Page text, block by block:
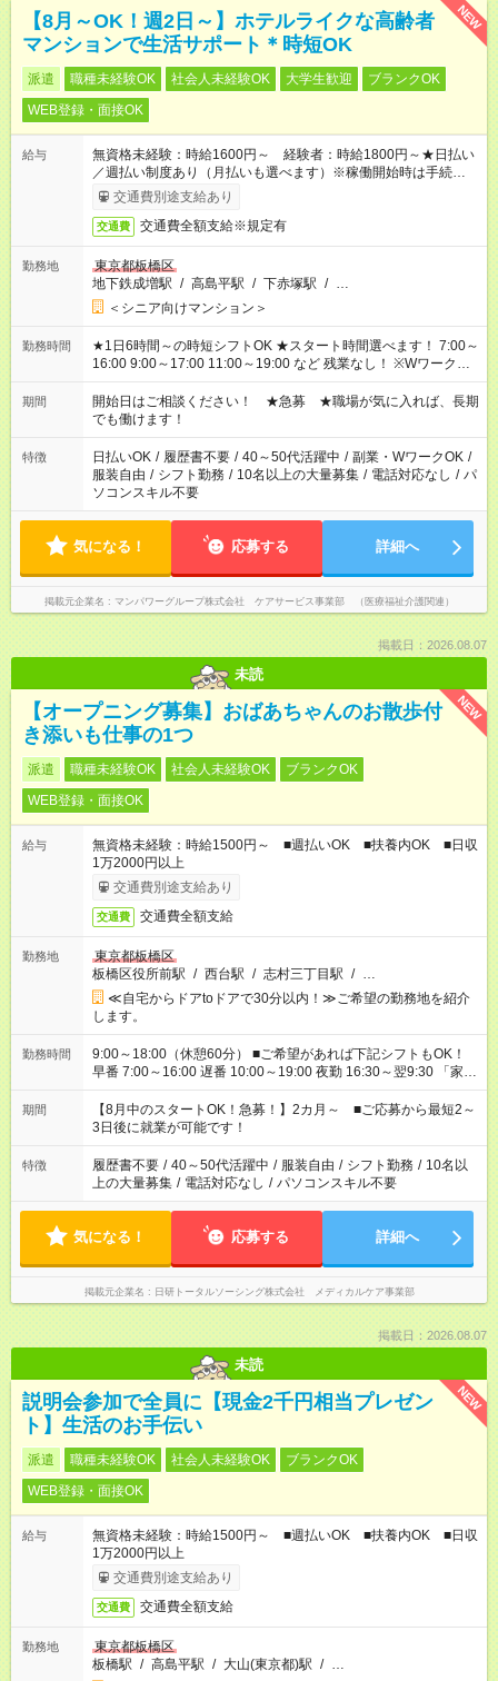
NEW
【8月～OK！週2日～】ホテルライクな高齢者
マンションで生活サポート＊時短OK
派遣 職種未経験OK 社会人未経験OK 大学生歓迎
ブランクOK
WEB登録・面接OK
給与
無資格未経験：時給1600円～ 経験者：時給1800円～★日払い
／週払い制度あり（月払いも選べます）※稼働開始時は手続き完
了次第のお支払いとなります。
交通費別途支給あり
交通費 交通費全額支給※規定有
勤務地
東京都板橋区
地下鉄成増駅 / 高島平駅 / 下赤塚駅 / …
＜シニア向けマンション＞
勤務時間
★1日6時間～の時短シフトOK ★スタート時間選べます！ 7:00～
16:00 9:00～17:00 11:00～19:00 など 残業なし！ ※Wワークの
場合、他のお仕事と合わせ週40時間超の就業はご案内できませ
ん ※法令に基づき、週20時間以上勤務は社会保険への加入対象
となります ※労働者派遣法（日雇い派遣の原則禁止）により、
短時間・短期間の就業はご案内が難しい場合があります
期間
開始日はご相談ください！ ★急募 ★職場が気に入れば、長期
でも働けます！
特徴 日払いOK / 履歴書不要 / 40～50代活躍中 / 副業・WワークOK /
服装自由 / シフト勤務 / 10名以上の大量募集 / 電話対応なし / パ
ソコンスキル不要
気になる！ 応募する 詳細へ
掲載元企業名 マンパワーグループ株式会社 ケアサービス事業部 （医療福祉介護関連）
掲載日：2026.08.07
未読
NEW
【オープニング募集】おばあちゃんのお散歩付
き添いも仕事の1つ
派遣 職種未経験OK 社会人未経験OK
ブランクOK
WEB登録・面接OK
給与
無資格未経験：時給1500円～ ■週払いOK ■扶養内OK ■日収
1万2000円以上
交通費別途支給あり
交通費 交通費全額支給
勤務地
東京都板橋区
板橋区役所前駅 / 西台駅 / 志村三丁目駅 / …
≪自宅からドアtoドアで30分以内！≫ご希望の勤務地を紹介
します。
勤務時間
9:00～18:00（休憩60分） ■ご希望があれば下記シフトもOK！
早番 7:00～16:00 遅番 10:00～19:00 夜勤 16:30～翌9:30 「家族
と休みを合わせたい」 「余裕を持って夕飯の準備がしたい」
「できれば残業はしたくない」 など、ご希望を教えてください
ね。 ※Wワーク希望の方へ 今ご覧のお仕事で希望する勤務時間
と、もう1つのお仕事の勤務時間。 合計で週40時間を超える場
合は応募できません。
期間
【8月中のスタートOK！急募！】2カ月～ ■ご応募から最短2～
3日後に就業が可能です！
特徴 履歴書不要 / 40～50代活躍中 / 服装自由 / シフト勤務 / 10名以
上の大量募集 / 電話対応なし / パソコンスキル不要
気になる！ 応募する 詳細へ
掲載元企業名 日研トータルソーシング株式会社 メディカルケア事業部
掲載日：2026.08.07
未読
NEW
説明会参加で全員に【現金2千円相当プレゼン
ト】生活のお手伝い
派遣 職種未経験OK 社会人未経験OK
ブランクOK
WEB登録・面接OK
給与
無資格未経験：時給1500円～ ■週払いOK ■扶養内OK ■日収
1万2000円以上
交通費別途支給あり
交通費 交通費全額支給
勤務地
東京都板橋区
板橋駅 / 高島平駅 / 大山(東京都)駅 / …